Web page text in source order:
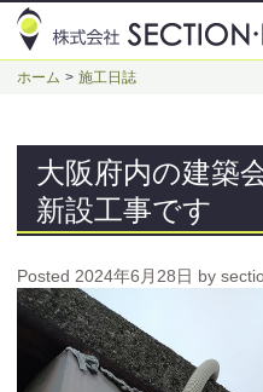
ホーム 施工日誌
大阪府内の建築
新設工事です
Posted 2024年6月28日 by